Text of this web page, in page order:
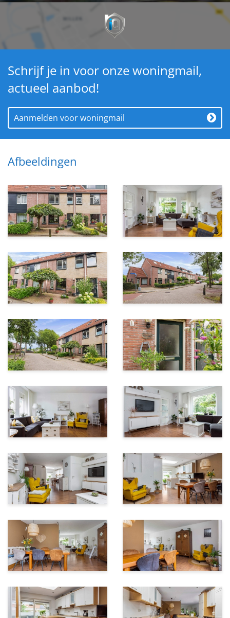
Aanvaarding: in overleg
Schrijf je in voor onze woningmail,
actueel aanbod!
Aanmelden voor woningmail
Afbeeldingen